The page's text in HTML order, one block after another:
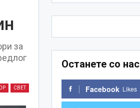
за
СВЕТ
Останете со нас
Facebook Likes